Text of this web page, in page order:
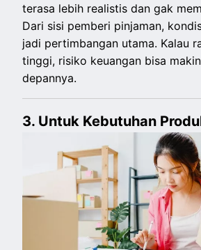
terasa lebih realistis dan gak
Dari sisi pemberi pinjaman,
jadi pertimbangan utama. Kalau
tinggi, risiko keuangan bisa
depannya.
3. Untuk Kebutuhan